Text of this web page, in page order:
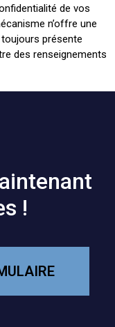
de vos
n’offre une
présente
des renseignements
!